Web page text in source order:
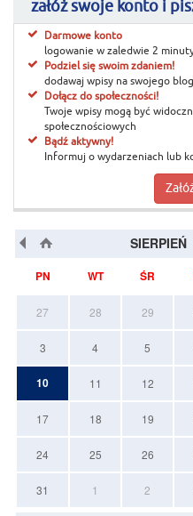
załóż swoje konto i
Darmowe konto
logowanie w zaledwie 2
Podziel się swoim zdaniem!
dodawaj wpisy na swojego
Dołącz do społeczności!
Twoje wpisy mogą być
społecznościowych
Bądź aktywny!
Informuj o wydarzeniach lub
SIERPIEŃ
PN WT ŚR
27 28 29
3 4 5
10 11 12
17 18 19
24 25 26
31 1 2